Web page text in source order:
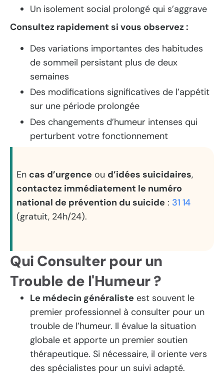
Un isolement social prolongé qui s’aggrave
Consultez rapidement si vous observez :
Des variations importantes des habitudes
de sommeil persistant plus de deux
semaines
Des modifications significatives de l’appétit
sur une période prolongée
Des changements d’humeur intenses qui
perturbent votre fonctionnement
En cas d’urgence ou d’idées suicidaires,
contactez immédiatement le numéro
national de prévention du suicide : 31 14
(gratuit, 24h/24).
Qui Consulter pour un
Trouble de l'Humeur ?
Le médecin généraliste est souvent le
premier professionnel à consulter pour un
trouble de l’humeur. Il évalue la situation
globale et apporte un premier soutien
thérapeutique. Si nécessaire, il oriente vers
des spécialistes pour un suivi adapté.